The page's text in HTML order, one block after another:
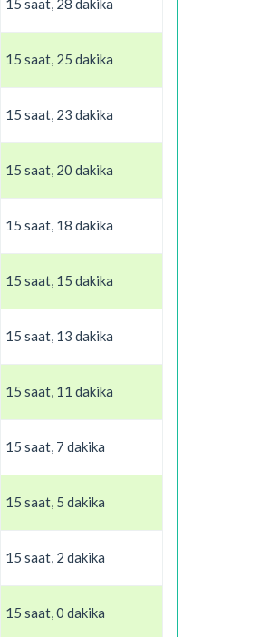
15 saat, 28 dakika
15 saat, 25 dakika
15 saat, 23 dakika
15 saat, 20 dakika
15 saat, 18 dakika
15 saat, 15 dakika
15 saat, 13 dakika
15 saat, 11 dakika
15 saat, 7 dakika
15 saat, 5 dakika
15 saat, 2 dakika
15 saat, 0 dakika